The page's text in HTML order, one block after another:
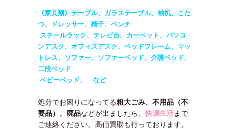
《家具類》テーブル、ガラステーブル、袖机、こた
つ、ドレッサー、椅子、ベンチ
スチールラック、テレビ台、カーペット、パソコ
ンデスク、オフィスデスク、ベッドフレーム、マッ
トレス、ソファー、ソファーベッド、介護ベッド、
二段ベッド
ベビーベッド、 など
処分でお困りになってる粗大ごみ、不用品（不
要品）、廃品などが出ましたら、快適生活まで
ご連絡ください。高価買取も行っております。